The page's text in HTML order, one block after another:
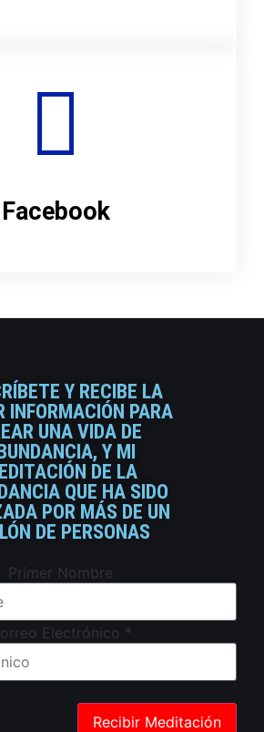
Facebook
Y RECIBE LA
INFORMACIÓN PARA
UNA VIDA DE
Y MI
DE LA
QUE HA SIDO
POR MÁS DE UN
DE PERSONAS
Primer Nombre
Electrónico *